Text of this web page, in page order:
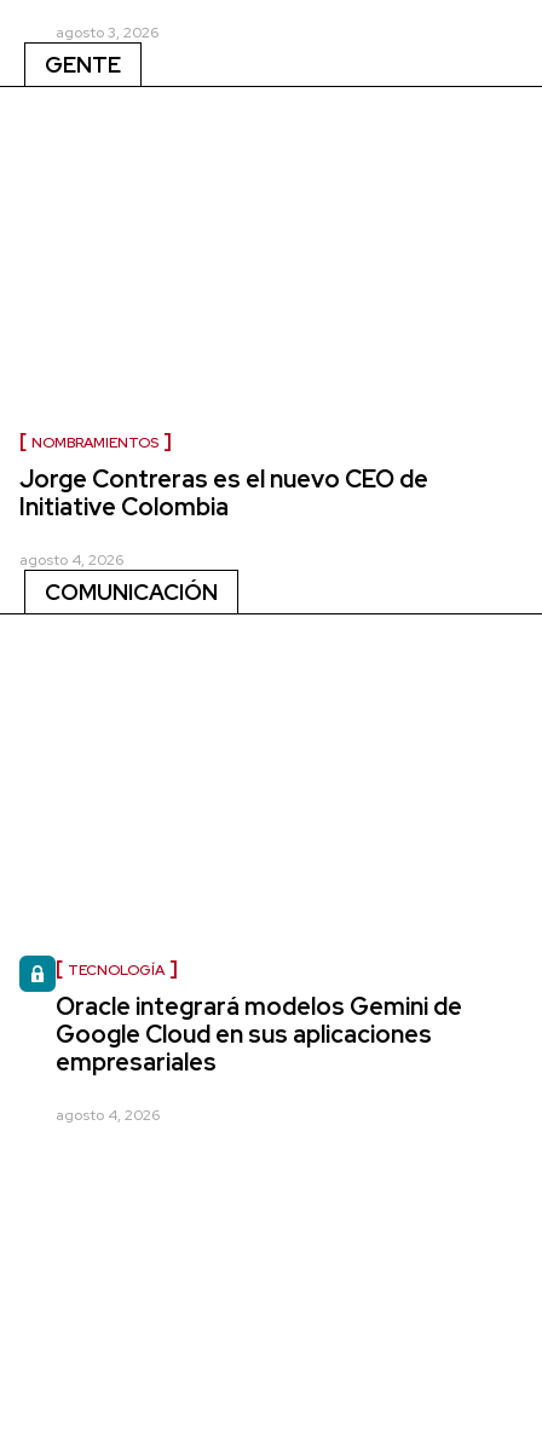
agosto 3, 2026
GENTE
NOMBRAMIENTOS
Jorge Contreras es el nuevo CEO de
Initiative Colombia
agosto 4, 2026
COMUNICACIÓN
TECNOLOGÍA
Oracle integrará modelos Gemini de
Google Cloud en sus aplicaciones
empresariales
agosto 4, 2026